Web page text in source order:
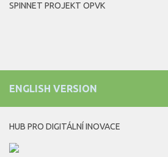
SPINNET PROJEKT OPVK
ENGLISH VERSION
HUB PRO DIGITÁLNÍ INOVACE